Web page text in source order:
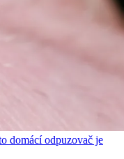
domácí odpuzovač je